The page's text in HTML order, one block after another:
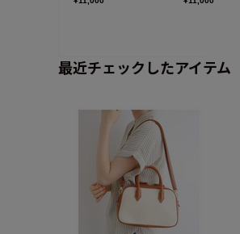
最近チェックしたアイテム